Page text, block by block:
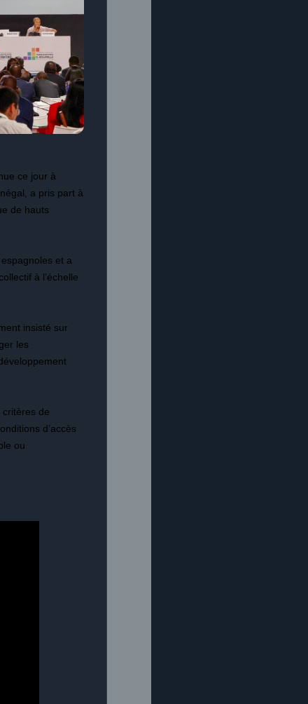
ce jour à
a pris part à
de hauts
et a
à l’échelle
insisté sur
les
de
d’accès
ou